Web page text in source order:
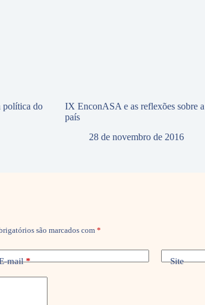
política do
IX EnconASA e as reflexões sobre
país
28 de novembro de 2016
são marcados com *
mail* Site